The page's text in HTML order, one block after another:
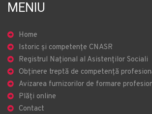
MENIU
Home
Istoric și competențe CNASR
Registrul Național al Asistenților Sociali
Obținere treptă de competență
Avizarea furnizorilor de formare
Plăți online
Contact